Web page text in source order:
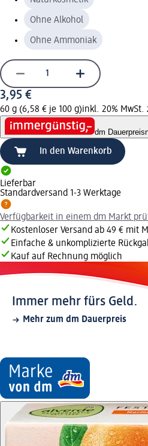
Ohne Alkohol
Ohne Ammoniak
3,95 €
60 g (6,58 € je 100 g)inkl. 20% MwSt.
dm Dauerpreis
In den Warenkorb
Lieferbar
Standardversand 1-3 Werktage
Verfügbarkeit in einem dm Markt
Kostenloser Versand ab 49 € mit
Einfache & unkomplizierte
Kauf auf Rechnung möglich
Immer mehr fürs Geld.
Mehr zum dm Dauerpreis